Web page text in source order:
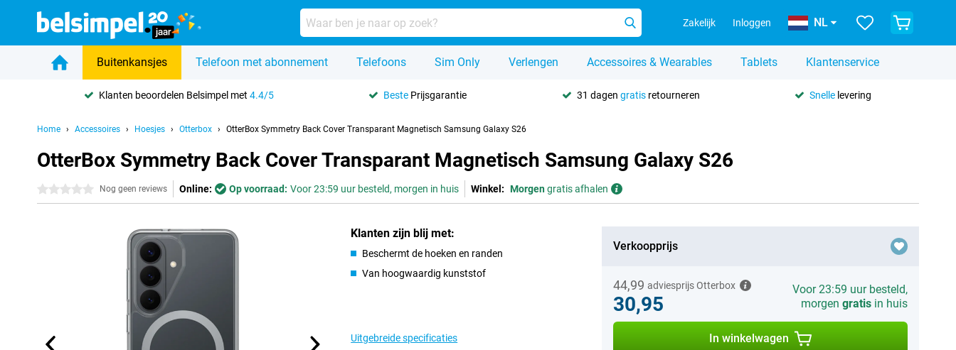
Zakelijk Inloggen NL
Buitenkansjes Telefoon met abonnement Telefoons Sim Only Verlengen Accessoires & Wearables Tablets Klantenservice
Klanten beoordelen Belsimpel met4.4/5 Beste Prijsgarantie 31 dagen gratisretourneren Snellelevering
Home Accessoires Hoesjes Otterbox OtterBox Symmetry Back Cover Transparant Magnetisch Samsung Galaxy S26
OtterBox Symmetry Back Cover Transparant Magnetisch Samsung Galaxy S26
0 sterren Nog geen reviews Online: Op voorraad: Voor 23:59 uur besteld, morgen in huis Winkel: Morgengratis afhalen
Klanten zijn blij met:
Beschermt de hoeken en randen
Van hoogwaardig kunststof
Uitgebreide specificaties
Verkoopprijs
44,99 adviesprijs Otterbox
30,95
Voor 23:59 uur besteld,
morgen gratisin huis
In winkelwagen